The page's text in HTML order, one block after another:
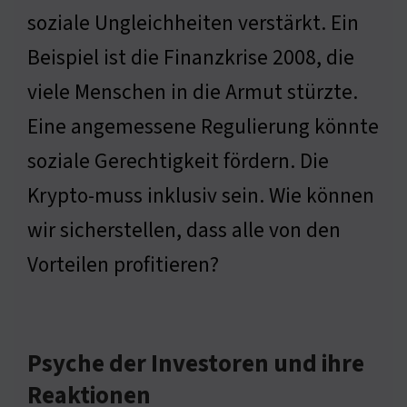
soziale Ungleichheiten verstärkt. Ein
Beispiel ist die Finanzkrise 2008, die
viele Menschen in die Armut stürzte.
Eine angemessene Regulierung könnte
soziale Gerechtigkeit fördern. Die
Krypto-muss inklusiv sein. Wie können
wir sicherstellen, dass alle von den
Vorteilen profitieren?
Psyche der Investoren und ihre
Reaktionen